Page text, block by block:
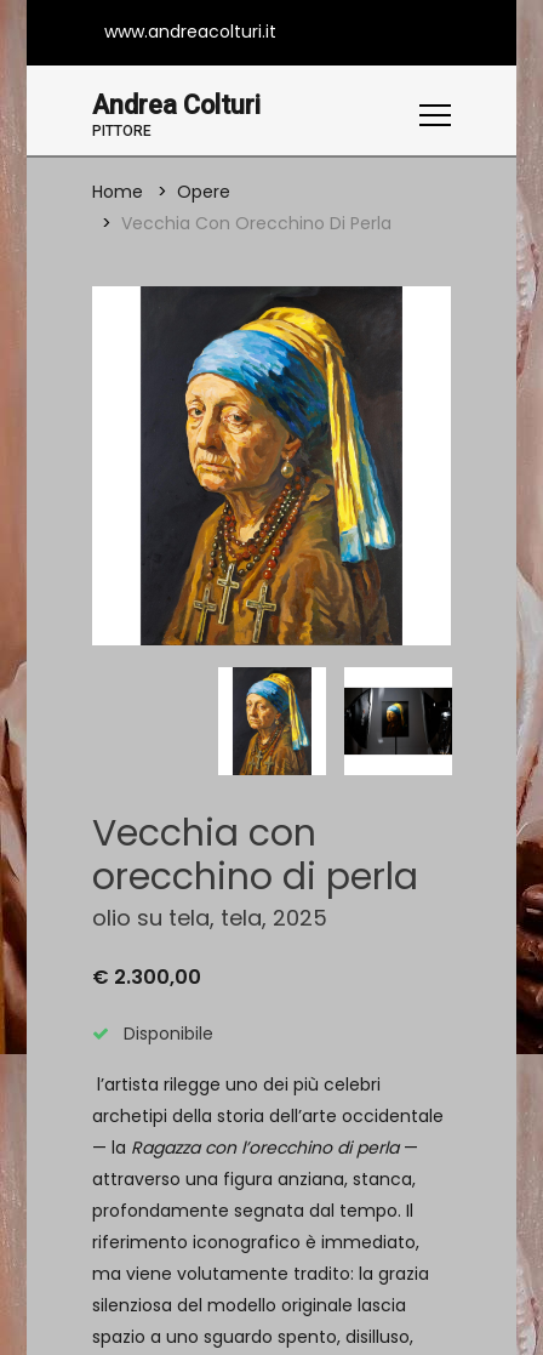
www.andreacolturi.it
Andrea Colturi
PITTORE
Home
Opere
Vecchia Con Orecchino Di Perla
Vecchia con
orecchino di perla
olio su tela, tela, 2025
€ 2.300,00
Disponibile
l’artista rilegge uno dei più celebri
archetipi della storia dell’arte occidentale
— la Ragazza con l’orecchino di perla—
attraverso una figura anziana, stanca,
profondamente segnata dal tempo. Il
riferimento iconografico è immediato,
ma viene volutamente tradito: la grazia
silenziosa del modello originale lascia
spazio a uno sguardo spento, disilluso,